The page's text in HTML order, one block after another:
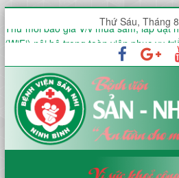
Thứ Sáu, Tháng
Thư mời báo giá V/v mua sắm, lắp đặt
(WiFi) nội bộ trong toàn viện phục vụ
tử (EMR)
Công văn V/v báo giá Thuê dịch vụ
KHOA ĐIỀU TRỊ YÊU CẦU HƯỞNG
CON BẰNG SỮA MẸ NĂM 2026
KHOA SẢN THƯỜNG HƯỞNG ỨNG
BẰNG SỮA MẸ NĂM 2026
451 THƯ MỜI KHẢO SÁT VÀ BÁO
viện Sản -Nhi tỉnh Ninh Bình trong 12